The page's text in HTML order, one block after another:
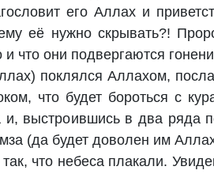
его Аллах и
её нужно скрывать?!
и что они подвергаются
поклялся Аллахом,
что будет бороться с
выстроившись в два ряда
(да будет доволен им
что небеса плакали.